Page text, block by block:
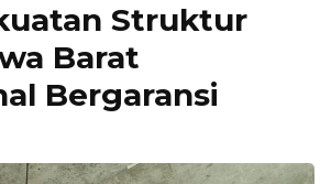
Struktur
Barat
Bergaransi